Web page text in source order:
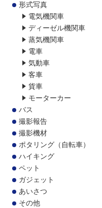
形式写真
電気機関車
ディーゼル機関車
蒸気機関車
電車
気動車
客車
貨車
モーターカー
バス
撮影報告
撮影機材
ポタリング（自転車）
ハイキング
ペット
ガジェット
あいさつ
その他